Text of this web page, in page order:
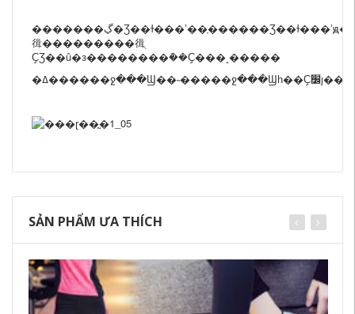
�������ڲ�Ʒ��ɫ���ʽ��ָ������Ʒ��ɫ���ʽԭ��������䷢������������䷢��ͬ��ɫ�Ϳ�ʽ����ƷͼƬ����ɫ�����ο�������֤ʵ�ʷ�����ɫһ����ͼƬ��ȫһ�£�������ɫ���ʽ������������˻������ͻ����ر�Ҫ��ģ����������ɵ�����£��������
㣬���������㣬ֻ
ҪƷ��û�з��������ܽ��Ҫ���˻�����
SẢN PHẨM ƯA THÍCH